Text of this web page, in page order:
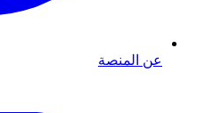
عن المنصة